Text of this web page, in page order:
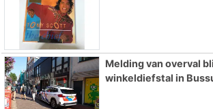
Melding van overval
winkeldiefstal in